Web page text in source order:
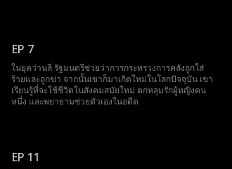
EP 7
ในยุคว่านลี่ รัฐมนตรีช่วยว่าการกระทรวงการคลังถูกใส่
ร้ายและถูกฆ่า จากนั้นเขาก็มาเกิดใหม่ในโลกปัจจุบัน เขา
เรียนรู้ที่จะใช้ชีวิตในสังคมสมัยใหม่ ตกหลุมรักผู้หญิงคน
หนึ่ง และพยายามช่วยตัวเองในอดีต
EP 11